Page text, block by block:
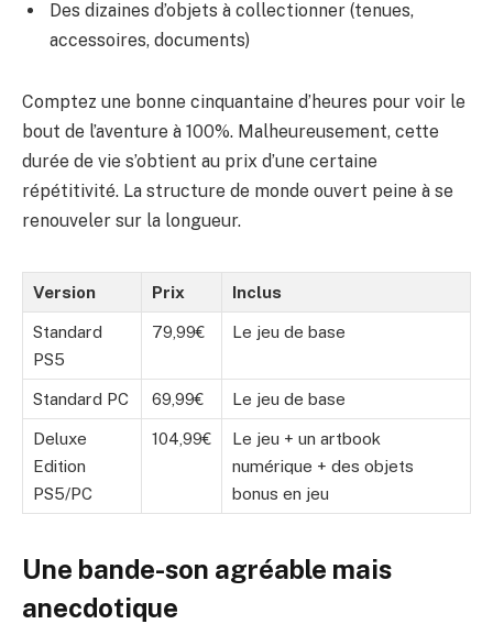
Des dizaines d’objets à collectionner (tenues,
accessoires, documents)
Comptez une bonne cinquantaine d’heures pour voir le
bout de l’aventure à 100%. Malheureusement, cette
durée de vie s’obtient au prix d’une certaine
répétitivité. La structure de monde ouvert peine à se
renouveler sur la longueur.
Version Prix Inclus
Standard
PS5
79,99€ Le jeu de base
Standard PC 69,99€ Le jeu de base
Deluxe
Edition
PS5/PC
104,99€
Le jeu + un artbook
numérique + des objets
bonus en jeu
Une bande-son agréable mais
anecdotique